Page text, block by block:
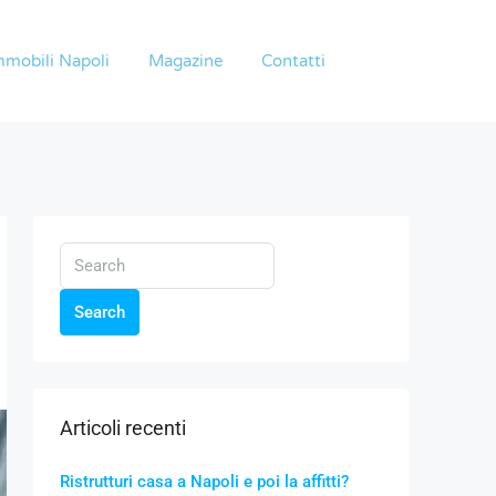
Napoli Magazine Contatti
Search
Articoli recenti
Ristrutturi casa a Napoli e poi la affitti?